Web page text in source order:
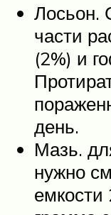
Лосьон.
части
(2%) и
день.
Мазь.
нужно
емкости